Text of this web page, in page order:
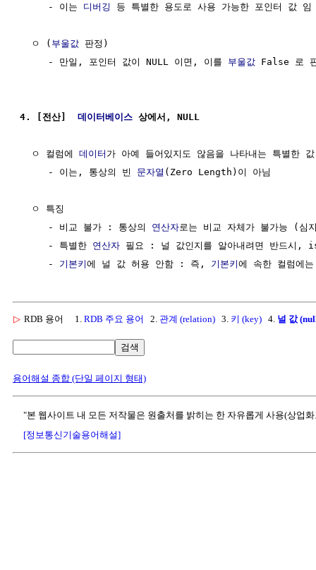
     - 이는
디버깅 등 특별한 용도로 사용 가능한 포인터 값 임
  ㅇ (
부울값 판정)
     - 만일, 포인터 값이 NULL 이면, 이를
부울값 False 로
4. [전산] 데이터베이스 상에서, NULL
  ㅇ 컬럼에
데이터 가 아예 들어있지도 않음을 나타내는 특별한 값
     - 이는, 통상의 빈
문자열 (Zero Length)이 아님
  ㅇ 특징
     - 비교 불가 : 통상의
연산자로는 비교 자체가 불가능 (심
     - 특별한
연산자 필요 : 널 값인지를 알아내려면 반드
     -
기본키에 널 값 허용 안함 : 즉, 기본키
▷ RDB 용어 1. RDB 주요 용어 2. 관계 (relation) 3. 키 (key) 4. 널 값
검색
용어해설 종합 (단일 페이지 형태)
"본 웹사이트 내 모든 저작물은 원출처를 밝히는 한 자유롭게 사용(상업
[정보통신기술용어해설]